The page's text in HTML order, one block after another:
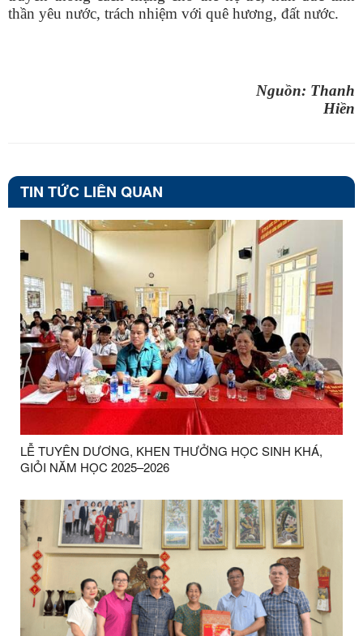
thần yêu nước, trách nhiệm với quê hương, đất nước.
Nguồn: Thanh
Hiền
TIN TỨC LIÊN QUAN
LỄ TUYÊN DƯƠNG, KHEN THƯỞNG HỌC SINH KHÁ,
GIỎI NĂM HỌC 2025–2026